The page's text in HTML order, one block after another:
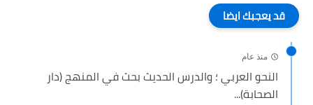
قد يعجبك ايضا
منذ عام
النحو العربي ؛ والدرس الحديث بحث في المنهج (دار
الصحابة)...